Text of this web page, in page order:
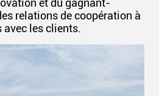
et du gagnant-
relations de coopération à
avec les clients.